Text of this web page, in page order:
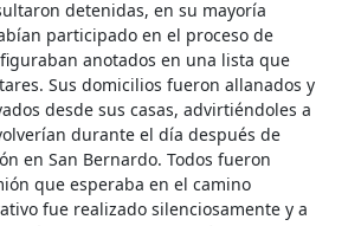
detenidas, en su mayoría
participado en el proceso de
anotados en una lista que
Sus domicilios fueron allanados y
desde sus casas, advirtiéndoles a
durante el día después de
en San Bernardo. Todos fueron
que esperaba en el camino
fue realizado silenciosamente y a